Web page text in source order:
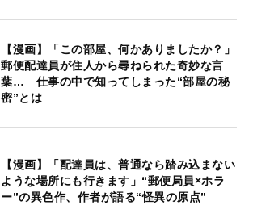
【漫画】「この部屋、何かありましたか？」
郵便配達員が住人から尋ねられた奇妙な言
葉… 仕事の中で知ってしまった“部屋の秘
密”とは
【漫画】「配達員は、普通なら踏み込まない
ような場所にも行きます」“郵便局員×ホラ
ー”の異色作、作者が語る“怪異の原点”